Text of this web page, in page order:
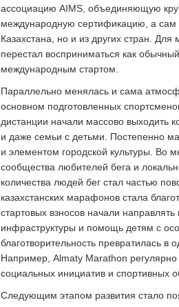
ассоциацию AIMS, объединяющую
международную сертификацию, а сам
Казахстана, но и из других стран.
перестал восприниматься как
международным стартом.
Параллельно менялась и сама
основном подготовленных
дистанции начали массово выходить
и даже семьи с детьми. Постепенно
и элементом городской культуры. Во
сообщества любителей бега и
количества людей бег стал частью
казахстанских марафонов стала
стартовых взносов начали
инфраструктуры и помощь детям с
благотворительность превратилась в
Например, Almaty Marathon
социальных инициатив и спортивных
Следующим этапом развития стало